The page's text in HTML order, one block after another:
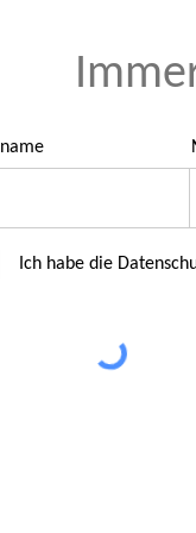
Ich habe die